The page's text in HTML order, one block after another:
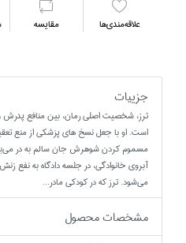
علاقه‌مندي‌ها مقايسه
جزییات
ترز، شخصيت اصلي رمان، بين منافع پدرش
است. او با جعل نسخ هاي پزشكي از منع
مسموم كردن شوهرش جان سالم به در
آبروي خانوادگي، در جلسه دادگاه به نفع
مي‌شود. ترز كه در كودكي مادر...
مشخصات محصول